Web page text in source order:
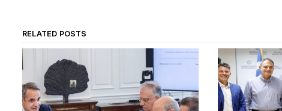
RELATED POSTS